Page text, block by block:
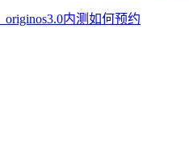
originos3.0内测如何预约